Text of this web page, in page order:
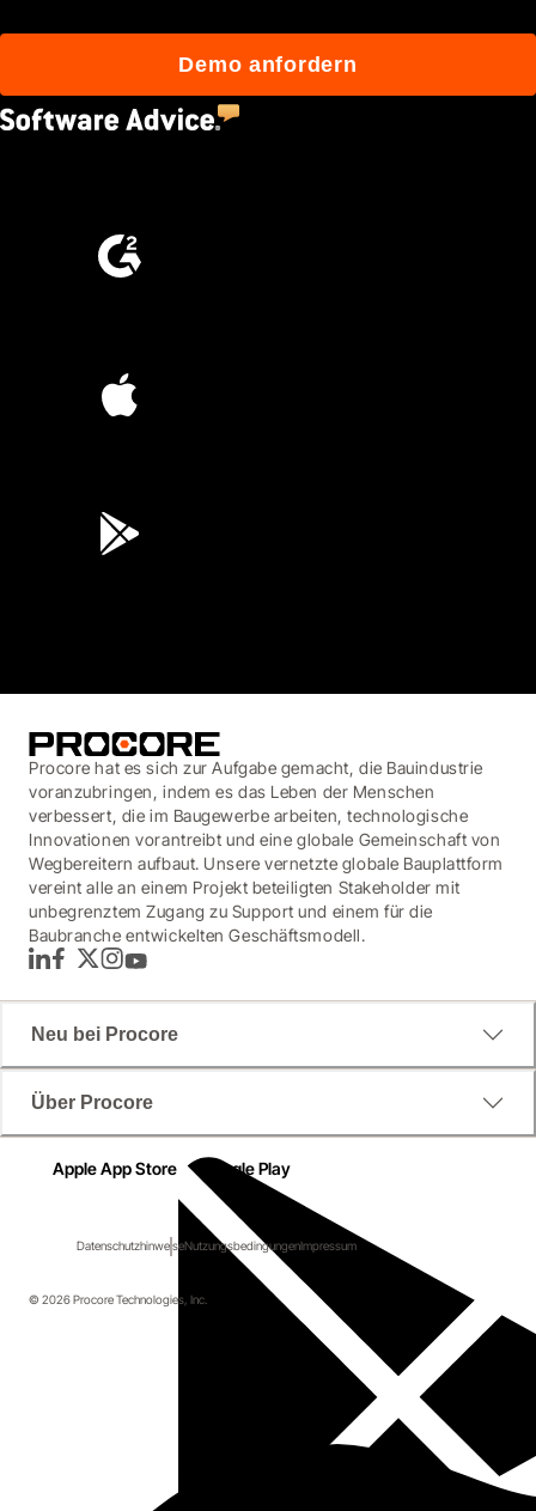
Demo anfordern
Procore hat es sich zur Aufgabe gemacht, die Bauindustrie
voranzubringen, indem es das Leben der Menschen
verbessert, die im Baugewerbe arbeiten, technologische
Innovationen vorantreibt und eine globale Gemeinschaft von
Wegbereitern aufbaut. Unsere vernetzte globale Bauplattform
vereint alle an einem Projekt beteiligten Stakeholder mit
unbegrenztem Zugang zu Support und einem für die
Baubranche entwickelten Geschäftsmodell.
LinkedInFacebook
TwitterInstagram
YouTube
Neu bei Procore
Über Procore
Apple App Store Google Play
DatenschutzhinweiseNutzungsbedingungenImpressum
© 2026 Procore Technologies, Inc.